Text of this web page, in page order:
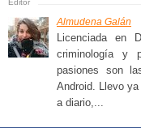
Almudena Galán
Licenciada en
criminología y
pasiones son
Android. Llevo
a diario,...